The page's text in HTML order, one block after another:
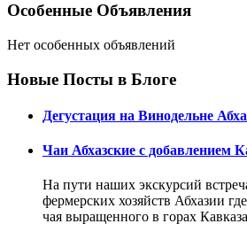
Особенные Объявления
Нет особенных объявлений
Новые Посты в Блоге
Дегустация на Винодельне
Чаи Абхазские с добавлением
На пути наших экскурсий
фермерских хозяйств Абхазии
чая выращенного в горах Кавказа